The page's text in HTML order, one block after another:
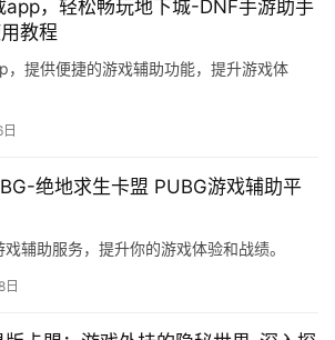
卡盟581专业游戏点卡平台
教程
提供便捷的游戏辅助功能，提升游戏体